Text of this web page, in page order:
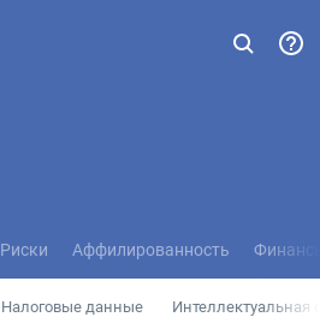
Риски Аффилированность
Налоговые данные Интеллектуальная